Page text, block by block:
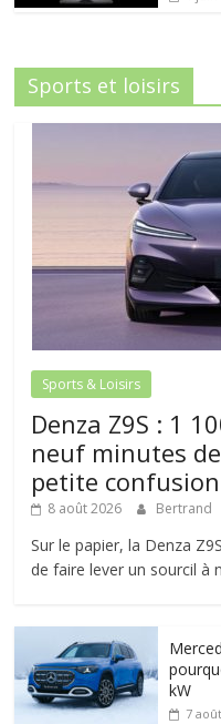
Sports et loisirs
Sports & Loisirs
Denza Z9S : 1
neuf minutes
petite
8 août 2026 Bertrand
Sur le papier, la Denza
de faire lever un sourcil à
kW
7